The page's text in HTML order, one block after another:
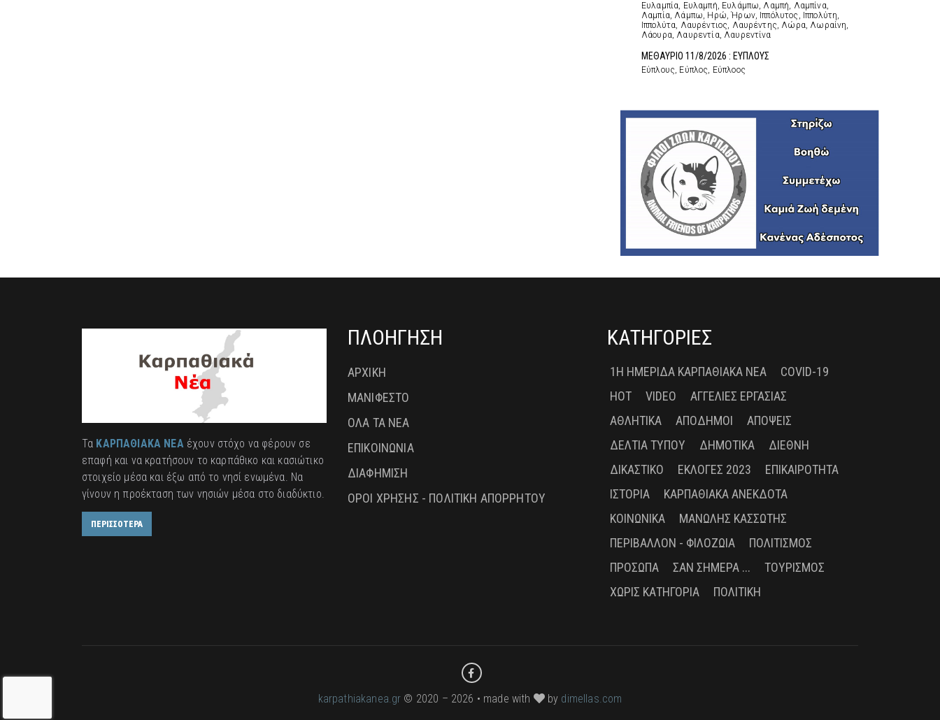
Ευλαμπία, Ευλαμπή, Ευλάμπω, Λαμπή, Λαμπίνα,
Λαμπία, Λάμπω, Ηρώ, Ήρων, Ιππόλυτος, Ιππολύτη,
Ιππολύτα, Λαυρέντιος, Λαυρέντης, Λώρα, Λωραίνη,
Λάουρα, Λαυρεντία, Λαυρεντίνα
ΜΕΘΑΥΡΙΟ 11/8/2026 : ΕΥΠΛΟΥΣ
Εύπλους, Εύπλος, Εύπλοος
Τα ΚΑΡΠΑΘΙΑΚΑ ΝΕΑέχουν στόχο να φέρουν σε
επαφή και να κρατήσουν το καρπάθικο και κασιώτικο
στοιχείο μέσα και έξω από το νησί ενωμένα. Να
γίνουν η προέκταση των νησιών μέσα στο διαδύκτιο.
ΠΕΡΙΣΣΟΤΕΡΑ
ΠΛΟΗΓΗΣΗ
ΑΡΧΙΚΗ
ΜΑΝΙΦΕΣΤΟ
ΟΛΑ ΤΑ ΝΕΑ
ΕΠΙΚΟΙΝΩΝΙΑ
ΔΙΑΦΗΜΙΣΗ
ΟΡΟΙ ΧΡΗΣΗΣ - ΠΟΛΙΤΙΚΗ ΑΠΟΡΡΗΤΟΥ
ΚΑΤΗΓΟΡΙΕΣ
1Η ΗΜΕΡΊΔΑ ΚΑΡΠΑΘΙΑΚΆ ΝΈΑ
COVID-19
HOT
VIDEO
ΑΓΓΕΛΊΕΣ ΕΡΓΑΣΊΑΣ
ΑΘΛΗΤΙΚΆ
ΑΠΌΔΗΜΟΙ
ΑΠΌΨΕΙΣ
ΔΕΛΤΊΑ ΤΎΠΟΥ
ΔΗΜΟΤΙΚΆ
ΔΙΕΘΝΉ
ΔΙΚΑΣΤΙΚΌ
ΕΚΛΟΓΈΣ 2023
ΕΠΙΚΑΙΡΌΤΗΤΑ
ΙΣΤΟΡΊΑ
ΚΑΡΠΑΘΙΑΚΆ ΑΝΈΚΔΟΤΑ
ΚΟΙΝΩΝΙΚΆ
ΜΑΝΏΛΗΣ ΚΑΣΣΏΤΗΣ
ΠΕΡΙΒΆΛΛΟΝ - ΦΙΛΟΖΩΊΑ
ΠΟΛΙΤΙΣΜΌΣ
ΠΡΌΣΩΠΑ
ΣΑΝ ΣΉΜΕΡΑ ...
ΤΟΥΡΙΣΜΌΣ
ΧΩΡΊΣ ΚΑΤΗΓΟΡΊΑ
ΠΟΛΙΤΙΚΉ
karpathiakanea.gr © 2020 – 2026 • made with by dimellas.com